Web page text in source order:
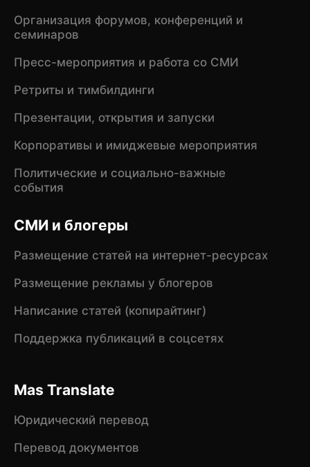
Организация форумов, конференций и
семинаров
Пресс-мероприятия и работа со СМИ
Ретриты и тимбилдинги
Презентации, открытия и запуски
Корпоративы и имиджевые мероприятия
Политические и социально-важные
события
СМИ и блогеры
Размещение статей на интернет-ресурсах
Размещение рекламы у блогеров
Написание статей (копирайтинг)
Поддержка публикаций в соцсетях
Mas Translate
Юридический перевод
Перевод документов